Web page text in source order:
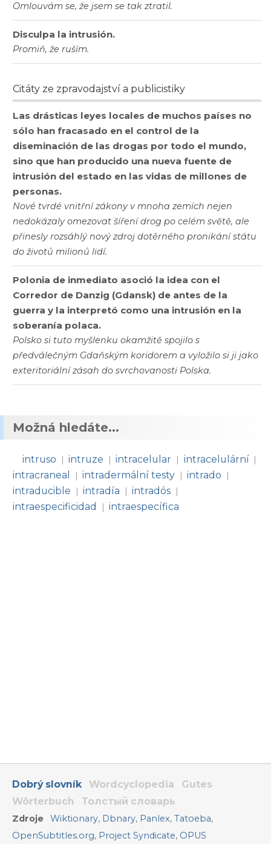
Omlouvám se, že jsem se tak ztratil.
Disculpa la intrusión.
Promiň, že ruším.
Citáty ze zpravodajství a publicistiky
Las drásticas leyes locales de muchos países no
sólo han fracasado en el control de la
diseminación de las drogas por todo el mundo,
sino que han producido una nueva fuente de
intrusión del estado en las vidas de millones de
personas.
Nové tvrdé vnitřní zákony v mnoha zemích nejen
nedokázaly omezovat šíření drog po celém světě, ale
přinesly rozsáhlý nový zdroj dotěrného pronikání státu
do životů milionů lidí.
Polonia de inmediato asoció la idea con el
Corredor de Danzig (Gdansk) de antes de la
guerra y la interpretó como una intrusión en la
soberanía polaca.
Polsko si tuto myšlenku okamžitě spojilo s
předválečným Gdaňským koridorem a vyložilo si ji jako
exteritoriální zásah do svrchovanosti Polska.
Možná hledáte...
intruso | intruze | intracelular | intracelulární |
intracraneal | intradermální testy | intrado |
intraducible | intradía | intradós |
intraespecificidad | intraespecífica
Dobrý slovník Wordcyclopedia
Gutes
Wörterbuch
Толстый словарь
Zdroje Wiktionary, Dbnary, Panlex,Tatoeba,
OpenSubtitles.org, Project Syndicate, OPUS